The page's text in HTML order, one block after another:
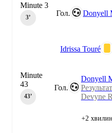
Гол. Donyell
Minute 3
3‎’‎
Idrissa Touré
Гол.
Donyell
Devyne
Minute
43
43‎’‎
+2